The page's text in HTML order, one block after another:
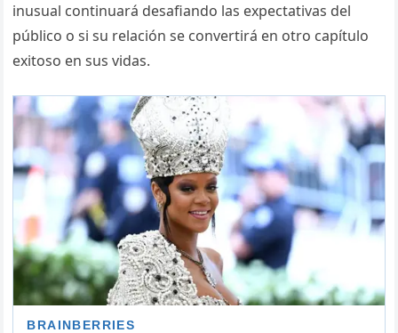
inusual continuará desafiando las expectativas del
público o si su relación se convertirá en otro capítulo
exitoso en sus vidas.